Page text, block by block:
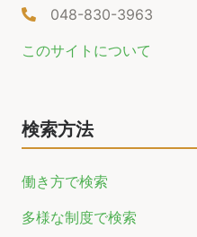
048-830-3963
このサイトについて
検索方法
働き方で検索
多様な制度で検索